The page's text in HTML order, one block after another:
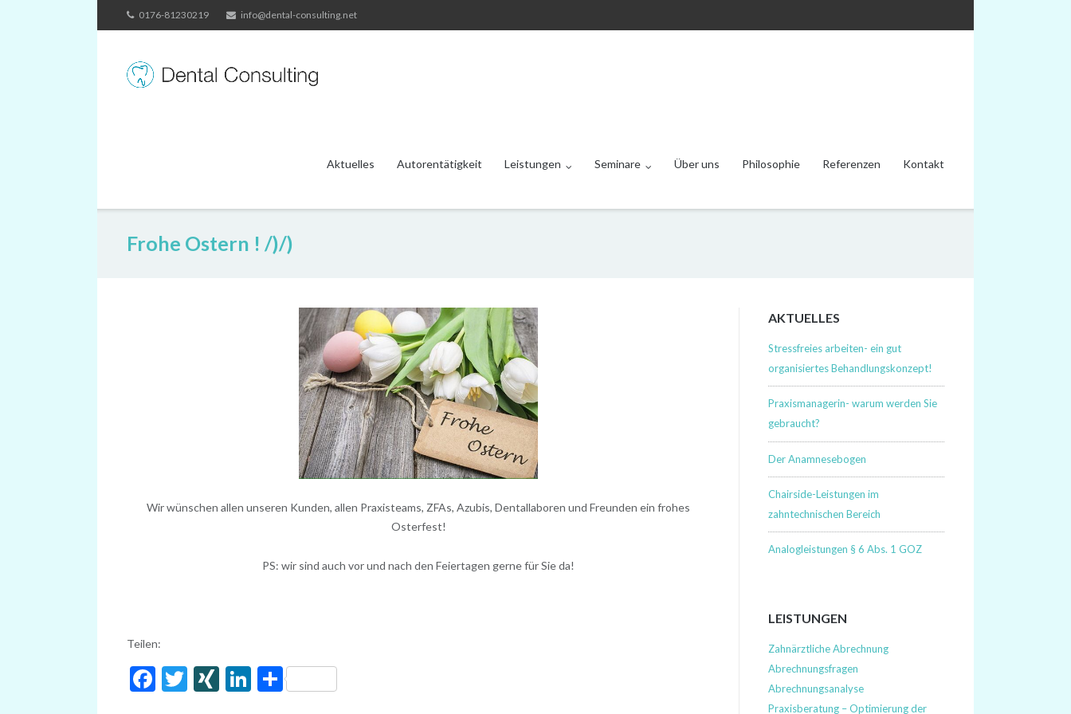
to
0176-81230219 info@dental-consulting.net
Aktuelles Autorentätigkeit Leistungen Seminare Über uns Philosophie Referenzen Kontakt
Frohe Ostern ! /)/)
Wir wünschen allen unseren Kunden, allen Praxisteams, ZFAs, Azubis, Dentallaboren und Freunden ein frohes
Osterfest!
PS: wir sind auch vor und nach den Feiertagen gerne für Sie da!
Teilen:
Facebook
Twitter
XINGLinkedIn
Share
AKTUELLES
Stressfreies arbeiten- ein gut
organisiertes Behandlungskonzept!
Praxismanagerin- warum werden Sie
gebraucht?
Der Anamnesebogen
Chairside-Leistungen im
zahntechnischen Bereich
Analogleistungen § 6 Abs. 1 GOZ
LEISTUNGEN
Zahnärztliche Abrechnung
Abrechnungsfragen
Abrechnungsanalyse
Praxisberatung – Optimierung der